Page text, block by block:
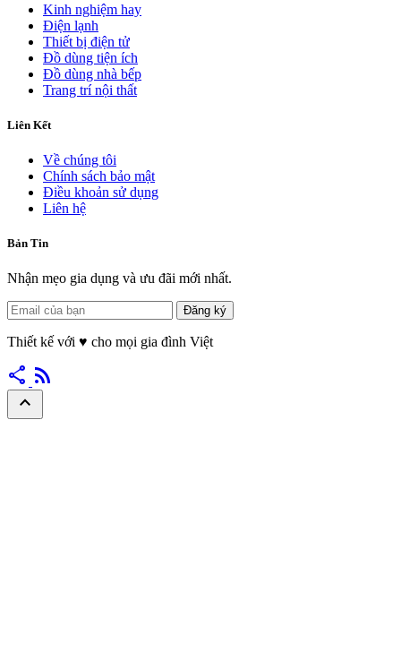
Kinh nghiệm hay
Điện lạnh
Thiết bị điện tử
Đồ dùng tiện ích
Đồ dùng nhà bếp
Trang trí nội thất
Liên Kết
Về chúng tôi
Chính sách bảo mật
Điều khoản sử dụng
Liên hệ
Bản Tin
Nhận mẹo gia dụng và ưu đãi mới nhất.
Đăng ký
Thiết kế với ♥ cho mọi gia đình Việt
share rss_feed
expand_less